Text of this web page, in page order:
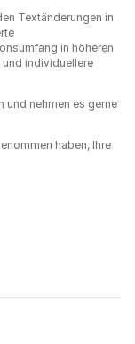
Textänderungen in
in höheren
und individuellere
und nehmen es gerne
haben, Ihre